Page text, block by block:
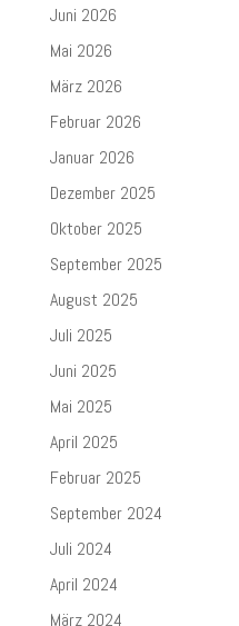
Juni 2026
Mai 2026
März 2026
Februar 2026
Januar 2026
Dezember 2025
Oktober 2025
September 2025
August 2025
Juli 2025
Juni 2025
Mai 2025
April 2025
Februar 2025
September 2024
Juli 2024
April 2024
März 2024